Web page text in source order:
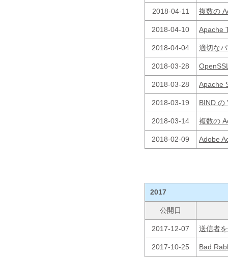
2018-04-11 複数の
2018-04-10 Apache
2018-04-04 適切な
2018-03-28
2018-03-28 Apache
2018-03-19 BIND の
2018-03-14 複数の
2018-02-09 Adobe
2017
公開日
2017-12-07 送信者
2017-10-25 Bad